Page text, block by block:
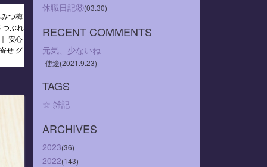
つ梅
つぶれ
安心
せ グ
休職日記⑧(03.30)
RECENT COMMENTS
元気、少ないね
使途(2021.9.23)
TAGS
☆ 雑記
ARCHIVES
2023(36)
2022(143)